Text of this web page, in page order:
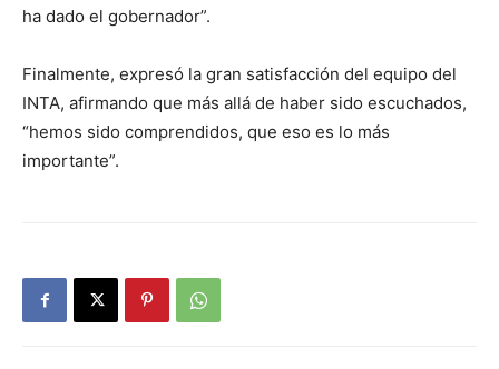
ha dado el gobernador”.
Finalmente, expresó la gran satisfacción del equipo del
INTA, afirmando que más allá de haber sido escuchados,
“hemos sido comprendidos, que eso es lo más
importante”.